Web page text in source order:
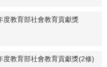
度教育部社會教育貢獻獎
教育部社會教育貢獻獎(2修)